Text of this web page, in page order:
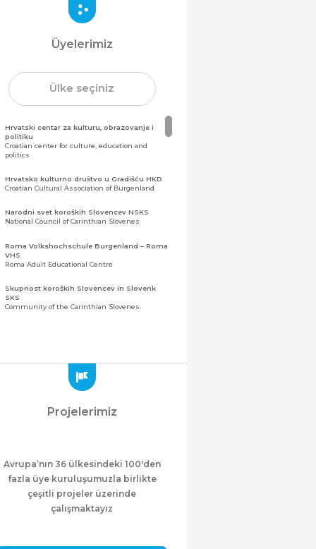
Üyelerimiz
Ülke seçiniz
Hrvatski centar za kulturu, obrazovanje i
politiku
Croatian center for culture, education and
politics
Hrvatsko kulturno društvo u Gradišću HKD
Croatian Cultural Association of Burgenland
Narodni svet koroških Slovencev NSKS
National Council of Carinthian Slovenes
Roma Volkshochschule Burgenland – Roma
VHS
Roma Adult Educational Centre
Skupnost koroških Slovencev in Slovenk
SKS
Community of the Carinthian Slovenes
Zajednica Crnogoraca u Albaniji “ZCGA” -
Meshet Türkleri Cemiyeti Azerbaycan’da
“VATAN”
"Vatan" Public Union of Ahiska Turks living in
Azerbaijan
Projelerimiz
Avrupa’nın 36 ülkesindeki 100'den
fazla üye kuruluşumuzla birlikte
çeşitli projeler üzerinde
çalışmaktayız